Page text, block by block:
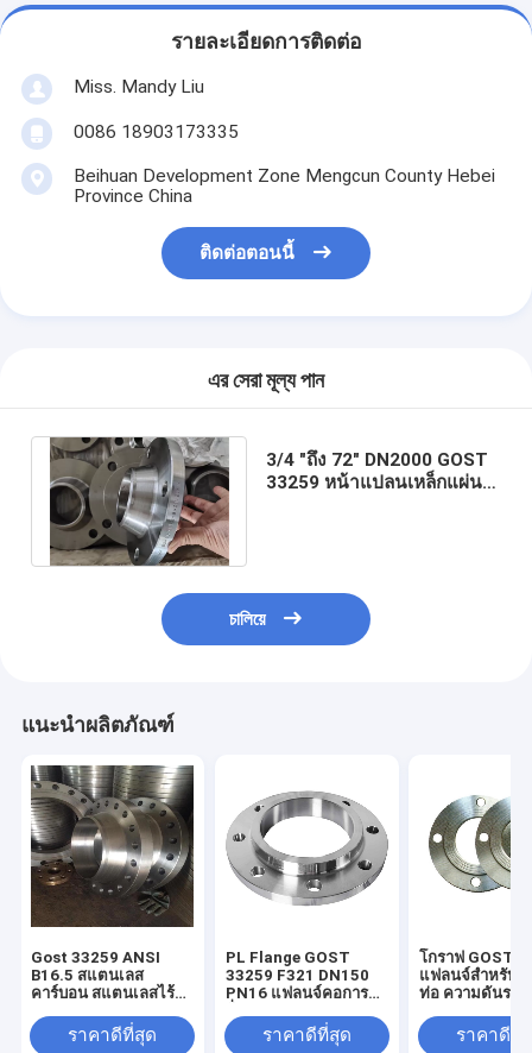
รายละเอียดการติดต่อ
Miss. Mandy Liu
0086 18903173335
Beihuan Development Zone Mengcun County Hebei
Province China
ติดต่อตอนนี้
এর সেরা মূল্য পান
3/4 "ถึง 72" DN2000 GOST
33259 หน้าแปลนเหล็กแผ่น
চালিয়ে
แนะนำผลิตภัณฑ์
Gost 33259 ANSI
B16.5 สแตนเลส
คาร์บอน สแตนเลสไร้ส
Neck Flange
ราคาดีที่สุด
PL Flange GOST
33259 F321 DN150
PN16 แฟลนจ์คอการ
ราคาดีที่สุด
โกราฟ GOST
แฟลนจ์สําหรับเ
ท่อ ความดันระดั
ราคาดีที่